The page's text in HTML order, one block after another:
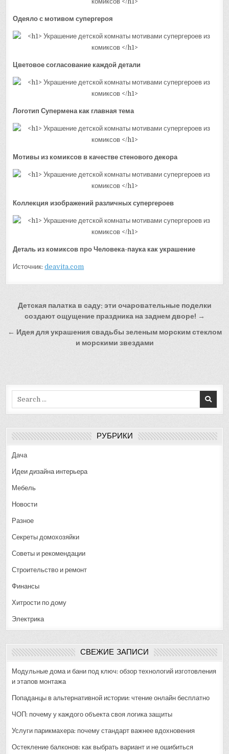
Одеяло с мотивом супергероя
Цветовое согласование каждой детали
Логотип Супермена как главная тема
Мотивы из комиксов в качестве стенового декора
Коллекция изображений различных супергероев
Деталь из комиксов про Человека-паука как украшение
Источник:deavita.com
Навигация
записям
Детская палатка в саду: эти очаровательные поделки
создают ощущение праздника на заднем дворе! →
← Идея для украшения свадьбы зеленым морским стеклом
и морскими звездами
РУБРИКИ
Дача
Идеи дизайна интерьера
Мебель
Новости
Разное
Секреты домохозяйки
Советы и рекомендации
Строительство и ремонт
Финансы
Хитрости по дому
Электрика
СВЕЖИЕ ЗАПИСИ
Модульные дома и бани под ключ: обзор технологий изготовления
и этапов монтажа
Попаданцы в альтернативной истории: чтение онлайн бесплатно
ЧОП: почему у каждого объекта своя логика защиты
Услуги парикмахера: почему стандарт важнее вдохновения
Остекление балконов: как выбрать вариант и не ошибиться